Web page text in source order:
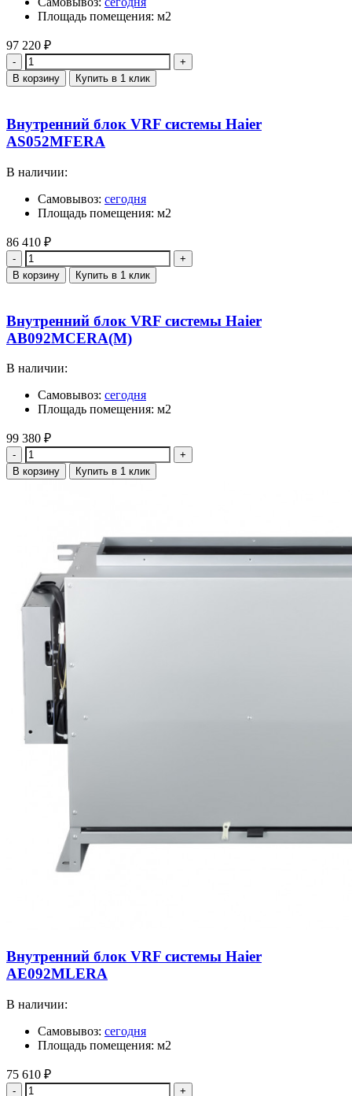
Площадь помещения: м2
97 220 ₽
Количество
В корзину Купить в 1 клик
Внутренний блок VRF системы Haier
AS052MFERA
В наличии:
Самовывоз: сегодня
Площадь помещения: м2
86 410 ₽
Количество
В корзину Купить в 1 клик
Внутренний блок VRF системы Haier
AB092MCERA(M)
В наличии:
Самовывоз: сегодня
Площадь помещения: м2
99 380 ₽
Количество
В корзину Купить в 1 клик
Внутренний блок VRF системы Haier
AE092MLERA
В наличии:
Самовывоз: сегодня
Площадь помещения: м2
75 610 ₽
Количество